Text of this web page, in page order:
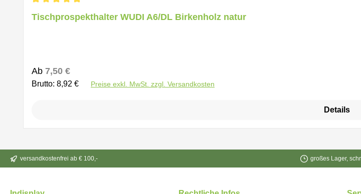
Tischprospekthalter WUDI A6/DL Birkenholz natur
Regulärer Preis:
Ab 7,50 €
Brutto: 8,92 € Preise exkl. MwSt. zzgl. Versandkosten
Details
versandkostenfrei ab € 100,- großes Lager,